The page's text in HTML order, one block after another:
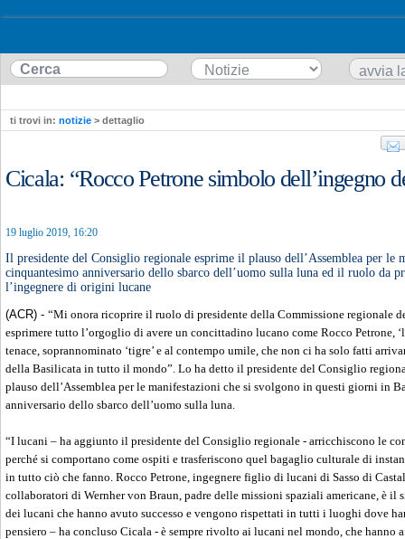
ti trovi in: notizie > dettaglio
Cicala: “Rocco Petrone simbolo dell’ingegno
19 luglio 2019, 16:20
Il presidente del Consiglio regionale esprime il plauso dell’Assemblea per le
cinquantesimo anniversario dello sbarco dell’uomo sulla luna ed il ruolo da
l’ingegnere di origini lucane
(ACR) - “Mi onora ricoprire il ruolo di presidente della Commissione regionale
esprimere tutto l’orgoglio di avere un concittadino lucano come Rocco Petrone,
tenace, soprannominato ‘tigre’ e al contempo umile, che non ci ha solo fatti
della Basilicata in tutto il mondo”. Lo ha detto il presidente del Consiglio
plauso dell’Assemblea per le manifestazioni che si svolgono in questi giorni in
anniversario dello sbarco dell’uomo sulla luna.
“I lucani – ha aggiunto il presidente del Consiglio regionale - arricchiscono le
perché si comportano come ospiti e trasferiscono quel bagaglio culturale di
in tutto ciò che fanno. Rocco Petrone, ingegnere figlio di lucani di Sasso di
collaboratori di Wernher von Braun, padre delle missioni spaziali americane, è il
dei lucani che hanno avuto successo e vengono rispettati in tutti i luoghi dove
pensiero – ha concluso Cicala - è sempre rivolto ai lucani nel mondo, che